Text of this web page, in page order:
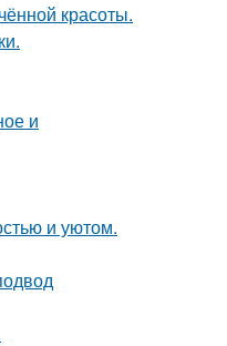
красоты.
и
и уютом.